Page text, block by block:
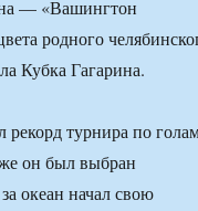
— «Вашингтон
родного
Кубка Гагарина.
турнира по
он был выбран
океан начал свою